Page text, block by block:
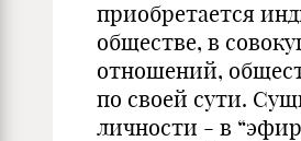
приобретается
обществе, в
отношений,
по своей сути.
личности - в